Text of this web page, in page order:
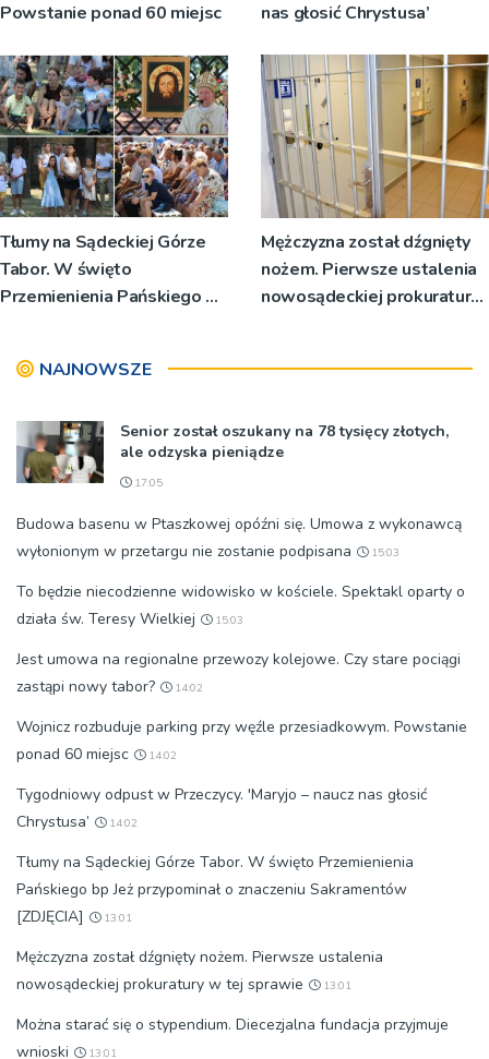
Powstanie ponad 60 miejsc
nas głosić Chrystusa’
Tłumy na Sądeckiej Górze
Tabor. W święto
Przemienienia Pańskiego bp
Mężczyzna został dźgnięty
nożem. Pierwsze ustalenia
nowosądeckiej prokuratury
NAJNOWSZE
Senior został oszukany na 78 tysięcy złotych,
ale odzyska pieniądze
17:05
Budowa basenu w Ptaszkowej opóźni się. Umowa z wykonawcą
wyłonionym w przetargu nie zostanie podpisana
15:03
To będzie niecodzienne widowisko w kościele. Spektakl oparty o
działa św. Teresy Wielkiej
15:03
Jest umowa na regionalne przewozy kolejowe. Czy stare pociągi
zastąpi nowy tabor?
14:02
Wojnicz rozbuduje parking przy węźle przesiadkowym. Powstanie
ponad 60 miejsc
14:02
Tygodniowy odpust w Przeczycy. 'Maryjo – naucz nas głosić
Chrystusa’
14:02
Tłumy na Sądeckiej Górze Tabor. W święto Przemienienia
Pańskiego bp Jeż przypominał o znaczeniu Sakramentów
[ZDJĘCIA]
13:01
Mężczyzna został dźgnięty nożem. Pierwsze ustalenia
nowosądeckiej prokuratury w tej sprawie
13:01
Można starać się o stypendium. Diecezjalna fundacja przyjmuje
wnioski
13:01